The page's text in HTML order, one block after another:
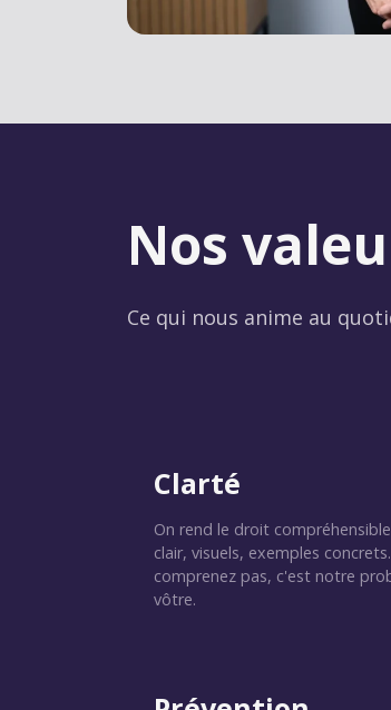
Nos
Ce qui nous anime au
Clarté
On rend le droit
clair, visuels, exemples
comprenez pas, c'est notre
vôtre.